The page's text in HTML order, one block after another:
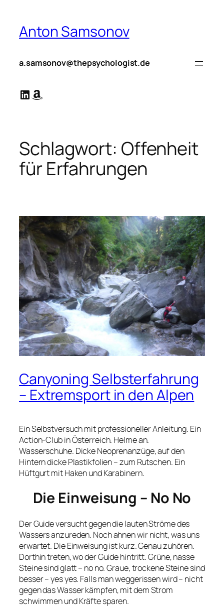
springen
Anton Samsonov
a.samsonov@thepsychologist.de
LinkedIn
Amazon
Schlagwort: Offenheit
für Erfahrungen
Canyoning Selbsterfahrung
– Extremsport in den Alpen
Ein Selbstversuch mit professioneller Anleitung. Ein
Action-Club in Österreich. Helme an.
Wasserschuhe. Dicke Neoprenanzüge, auf den
Hintern dicke Plastikfolien – zum Rutschen. Ein
Hüftgurt mit Haken und Karabinern.
Die Einweisung – No No
Der Guide versucht gegen die lauten Ströme des
Wassers anzureden. Noch ahnen wir nicht, was uns
erwartet. Die Einweisung ist kurz. Genau zuhören.
Dorthin treten, wo der Guide hintritt. Grüne, nasse
Steine sind glatt – no no. Graue, trockene Steine sind
besser – yes yes. Falls man weggerissen wird – nicht
gegen das Wasser kämpfen, mit dem Strom
schwimmen und Kräfte sparen.